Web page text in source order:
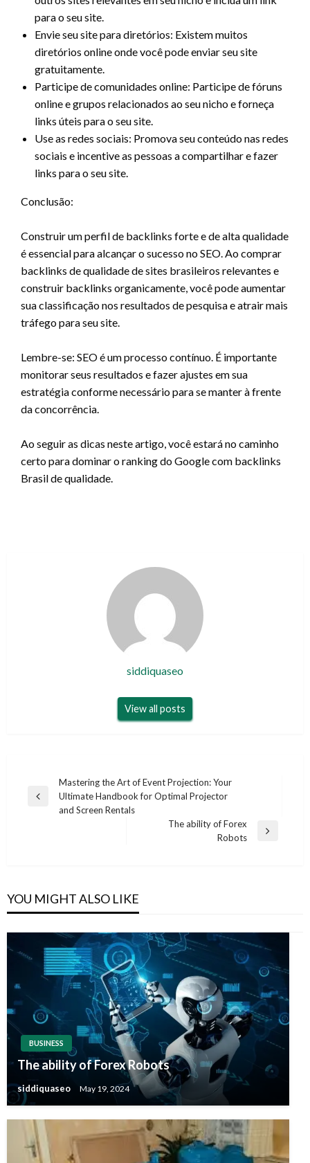
para o seu site.
Envie seu site para diretórios: Existem muitos
diretórios online onde você pode enviar seu site
gratuitamente.
Participe de comunidades online: Participe de fóruns
online e grupos relacionados ao seu nicho e forneça
links úteis para o seu site.
Use as redes sociais: Promova seu conteúdo nas redes
sociais e incentive as pessoas a compartilhar e fazer
links para o seu site.
Conclusão:
Construir um perfil de backlinks forte e de alta qualidade
é essencial para alcançar o sucesso no SEO. Ao comprar
backlinks de qualidade de sites brasileiros relevantes e
construir backlinks organicamente, você pode aumentar
sua classificação nos resultados de pesquisa e atrair mais
tráfego para seu site.
Lembre-se: SEO é um processo contínuo. É importante
monitorar seus resultados e fazer ajustes em sua
estratégia conforme necessário para se manter à frente
da concorrência.
Ao seguir as dicas neste artigo, você estará no caminho
certo para dominar o ranking do Google com backlinks
Brasil de qualidade.
siddiquaseo
View all posts
navigation
Previous
Mastering the Art of Event Projection: Your
Ultimate Handbook for Optimal Projector
and Screen Rentals
The ability of Forex
Robots
YOU MIGHT ALSO LIKE
BUSINESS
The ability of Forex Robots
siddiquaseo May 19, 2024